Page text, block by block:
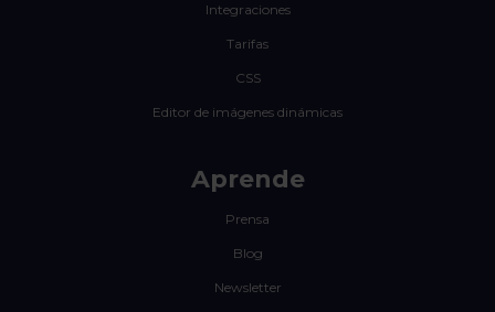
Integraciones
Tarifas
CSS
Editor de imágenes dinámicas
Aprende
Prensa
Blog
Newsletter